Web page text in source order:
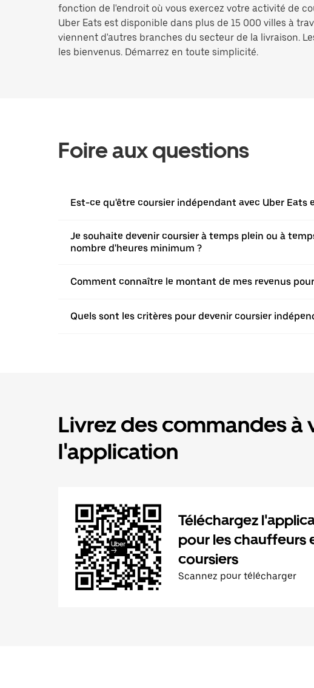
fonction de l'endroit où vous exercez votre activité de
Uber Eats est disponible dans plus de 15 000 villes à
viennent d'autres branches du secteur de la livraison.
les bienvenus. Démarrez en toute simplicité.
Foire aux questions
Est-ce qu'être coursier indépendant avec Uber
Je souhaite devenir coursier à temps plein ou à
nombre d'heures minimum ?
Comment connaître le montant de mes revenus
Quels sont les critères pour devenir coursier
Livrez des commandes
l'application
Téléchargez
pour les chauffeurs
coursiers
Scannez pour télécharger